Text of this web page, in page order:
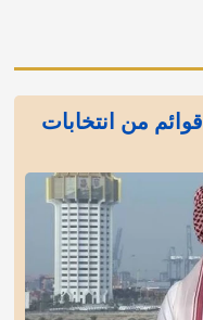
العميري يعلق على استبعاد 5 قوائم من انتخابات